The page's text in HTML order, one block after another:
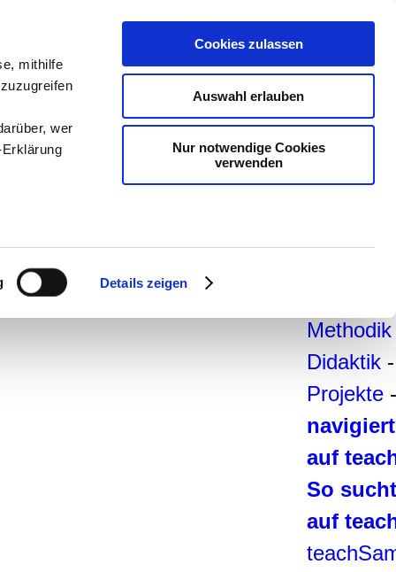
mithilfe
wer
Details zeigen
Cookies zulassen
Auswahl erlauben
Nur notwendige Cookies
verwenden
-
Didaktik -
Projekte
auf
So
auf